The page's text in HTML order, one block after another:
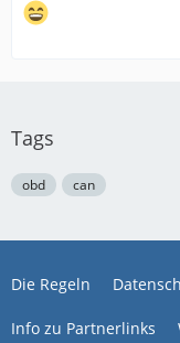
Tags
obd can
Die Regeln
Info zu Partnerlinks